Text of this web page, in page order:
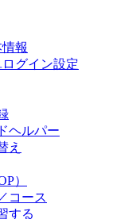
報
グイン設定
ヘルパー
え
）
コース
する